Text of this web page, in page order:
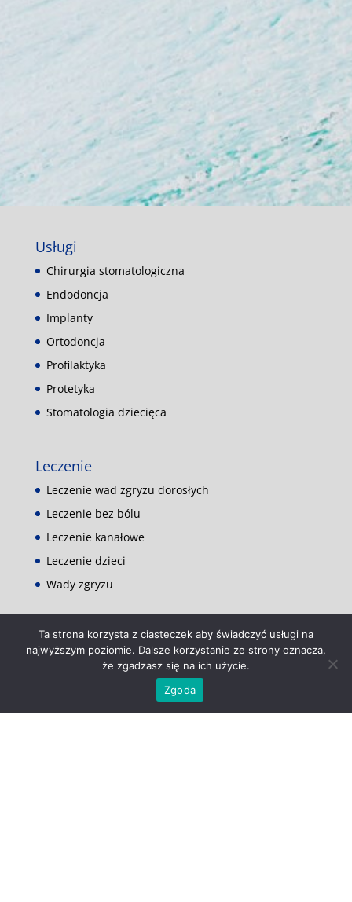
Usługi
Chirurgia stomatologiczna
Endodoncja
Implanty
Ortodoncja
Profilaktyka
Protetyka
Stomatologia dziecięca
Leczenie
Leczenie wad zgryzu dorosłych
Leczenie bez bólu
Leczenie kanałowe
Leczenie dzieci
Wady zgryzu
Kontakt
20-819 Lublin
Ta strona korzysta z ciasteczek aby świadczyć usługi na
najwyższym poziomie. Dalsze korzystanie ze strony oznacza,
że zgadzasz się na ich użycie.
Zgoda